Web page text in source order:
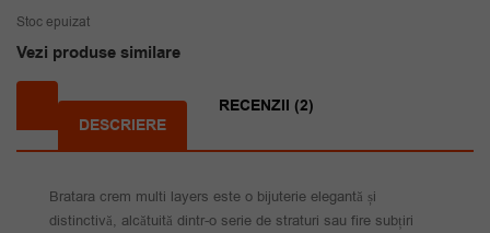
64.00 lei.
Stoc epuizat
Vezi produse similare
DESCRIERE
RECENZII (2)
Bratara crem multi layers este o bijuterie elegantă și
distinctivă, alcătuită dintr-o serie de straturi sau fire subțiri